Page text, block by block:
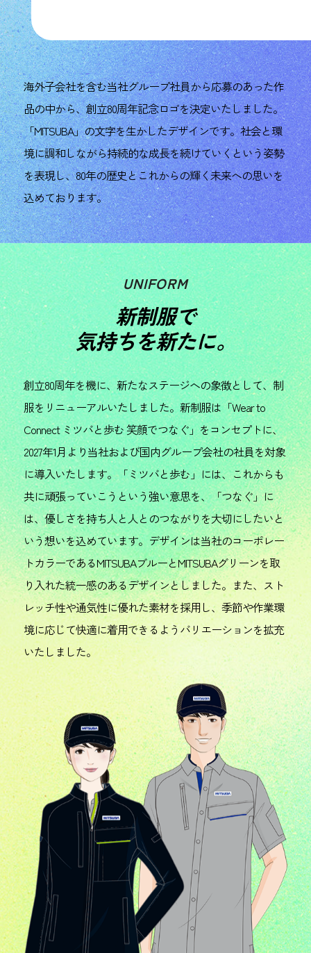
海外子会社を含む当社グループ社員から応募のあった作
品の中から、創立80周年記念ロゴを決定いたしました。
「MITSUBA」の文字を生かしたデザインです。社会と環
境に調和しながら持続的な成長を続けていくという姿勢
を表現し、80年の歴史とこれからの輝く未来への思いを
込めております。
UNIFORM
新制服で
気持ちを新たに。
創立80周年を機に、新たなステージへの象徴として、制
服をリニューアルいたしました。新制服は「Wear to
Connect ミツバと歩む 笑顔でつなぐ」をコンセプトに、
2027年1月より当社および国内グループ会社の社員を対象
に導入いたします。「ミツバと歩む」には、これからも
共に頑張っていこうという強い意思を、「つなぐ」に
は、優しさを持ち人と人とのつながりを大切にしたいと
いう想いを込めています。デザインは当社のコーポレー
トカラーであるMITSUBAブルーとMITSUBAグリーンを取
り入れた統一感のあるデザインとしました。また、スト
レッチ性や通気性に優れた素材を採用し、季節や作業環
境に応じて快適に着用できるようバリエーションを拡充
いたしました。